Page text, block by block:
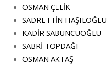
OSMAN ÇELİK
SADRETTİN HAŞILOĞLU
KADİR SABUNCUOĞLU
SABRİ TOPDAĞI
OSMAN AKTAŞ